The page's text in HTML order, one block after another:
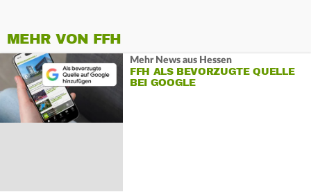
MEHR VON FFH
Mehr News aus Hessen
FFH ALS BEVORZUGTE QUELLE
BEI GOOGLE